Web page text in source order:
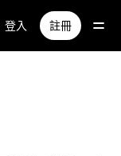
登入 註冊